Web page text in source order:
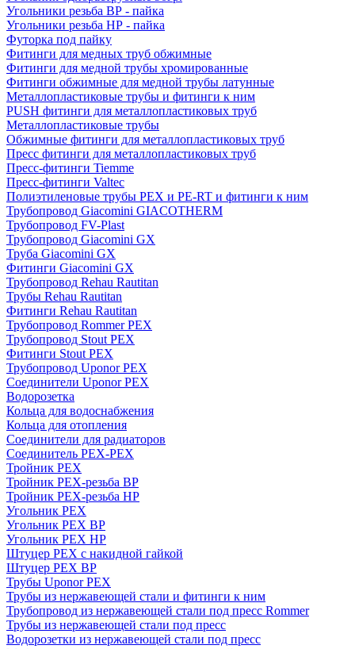
Угольники резьба ВР - пайка
Угольники резьба НР - пайка
Футорка под пайку
Фитинги для медных труб обжимные
Фитинги для медной трубы хромированные
Фитинги обжимные для медной трубы латунные
Металлопластиковые трубы и фитинги к ним
PUSH фитинги для металлопластиковых труб
Металлопластиковые трубы
Обжимные фитинги для металлопластиковых труб
Пресс фитинги для металлопластиковых труб
Пресс-фитинги Tiemme
Пресс-фитинги Valtec
Полиэтиленовые трубы PEX и PE-RT и фитинги к ним
Трубопровод Giacomini GIACOTHERM
Трубопровод FV-Plast
Трубопровод Giacomini GX
Труба Giacomini GX
Фитинги Giacomini GX
Трубопровод Rehau Rautitan
Трубы Rehau Rautitan
Фитинги Rehau Rautitan
Трубопровод Rommer PEX
Трубопровод Stout PEX
Фитинги Stout PEX
Трубопровод Uponor PEX
Соединители Uponor PEX
Водорозетка
Кольца для водоснабжения
Кольца для отопления
Соединители для радиаторов
Соединитель PEX-PEX
Тройник PEX
Тройник PEX-резьба ВР
Тройник PEX-резьба НР
Угольник PEX
Угольник PEX ВР
Угольник PEX НР
Штуцер PEX c накидной гайкой
Штуцер PEX ВР
Трубы Uponor PEX
Трубы из нержавеющей стали и фитинги к ним
Трубопровод из нержавеющей стали под пресс Rommer
Трубы из нержавеющей стали под пресс
Водорозетки из нержавеющей стали под пресс